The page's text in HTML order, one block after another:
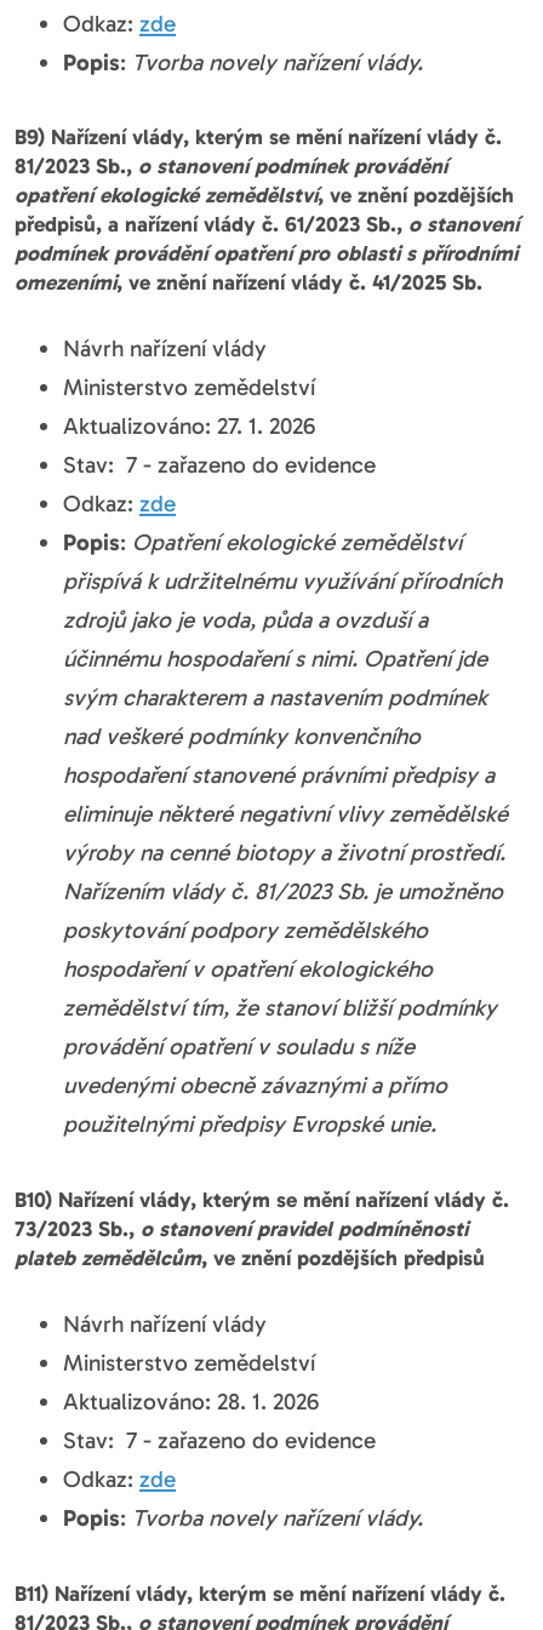
Odkaz: zde
Popis: Tvorba novely nařízení vlády.
B9) Nařízení vlády, kterým se mění nařízení vlády č.
81/2023 Sb., o stanovení podmínek provádění
opatření ekologické zemědělství, ve znění pozdějších
předpisů, a nařízení vlády č. 61/2023 Sb., o stanovení
podmínek provádění opatření pro oblasti s přírodními
omezeními, ve znění nařízení vlády č. 41/2025 Sb.
Návrh nařízení vlády
Ministerstvo zemědelství
Aktualizováno: 27. 1. 2026
Stav: 7 - zařazeno do evidence
Odkaz: zde
Popis: Opatření ekologické zemědělství
přispívá k udržitelnému využívání přírodních
zdrojů jako je voda, půda a ovzduší a
účinnému hospodaření s nimi. Opatření jde
svým charakterem a nastavením podmínek
nad veškeré podmínky konvenčního
hospodaření stanovené právními předpisy a
eliminuje některé negativní vlivy zemědělské
výroby na cenné biotopy a životní prostředí.
Nařízením vlády č. 81/2023 Sb. je umožněno
poskytování podpory zemědělského
hospodaření v opatření ekologického
zemědělství tím, že stanoví bližší podmínky
provádění opatření v souladu s níže
uvedenými obecně závaznými a přímo
použitelnými předpisy Evropské unie.
B10) Nařízení vlády, kterým se mění nařízení vlády č.
73/2023 Sb., o stanovení pravidel podmíněnosti
plateb zemědělcům, ve znění pozdějších předpisů
Návrh nařízení vlády
Ministerstvo zemědelství
Aktualizováno: 28. 1. 2026
Stav: 7 - zařazeno do evidence
Odkaz: zde
Popis: Tvorba novely nařízení vlády.
B11) Nařízení vlády, kterým se mění nařízení vlády č.
81/2023 Sb., o stanovení podmínek provádění